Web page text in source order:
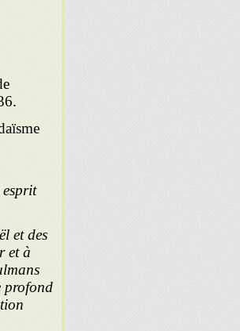
et des
et à
profond